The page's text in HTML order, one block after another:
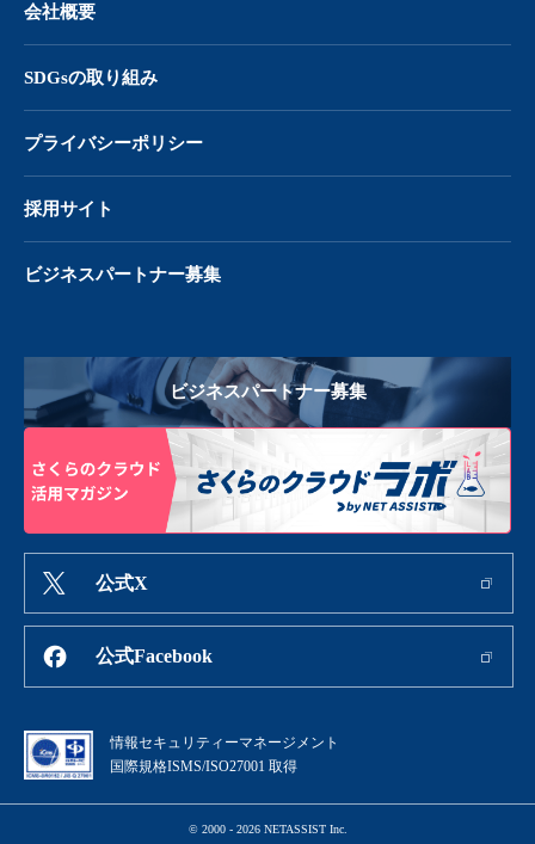
会社概要
SDGsの取り組み
プライバシーポリシー
採用サイト
ビジネスパートナー募集
ビジネスパートナー募集
公式X
公式Facebook
情報セキュリティーマネージメント
国際規格ISMS/ISO27001 取得
© 2000 - 2026 NETASSIST Inc.